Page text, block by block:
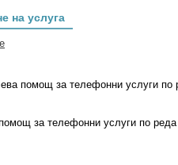
на услуга
помощ за телефонни услуги по
за телефонни услуги по